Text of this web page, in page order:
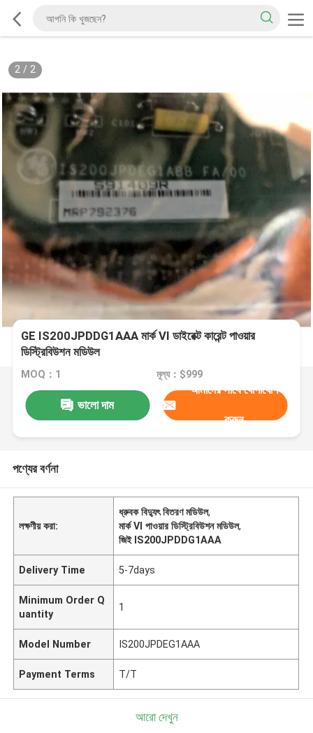
2/ 2
GE IS200JPDDG1AAA মার্ক VI ডাইরেক্ট কারেন্ট পাওয়ার
ডিস্ট্রিবিউশন মডিউল
MOQ：1 মূল্য：$999
ভালো দাম
আমাদের সাথে যোগাযোগ
করুন
পণ্যের বর্ণনা
লক্ষণীয় করা:
ধ্রুবক বিদ্যুৎ বিতরণ মডিউল,
মার্ক VI পাওয়ার ডিস্ট্রিবিউশন মডিউল,
জিই IS200JPDDG1AAA
Delivery Time 5-7days
Minimum Order Q
uantity
1
Model Number IS200JPDEG1AAA
Payment Terms T/T
আরো দেখুন